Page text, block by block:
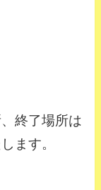
終了場所は
します。